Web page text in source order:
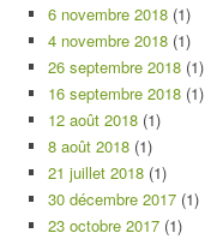
6 novembre 2018 (1)
4 novembre 2018 (1)
26 septembre 2018 (1)
16 septembre 2018 (1)
12 août 2018 (1)
8 août 2018 (1)
21 juillet 2018 (1)
30 décembre 2017 (1)
23 octobre 2017 (1)